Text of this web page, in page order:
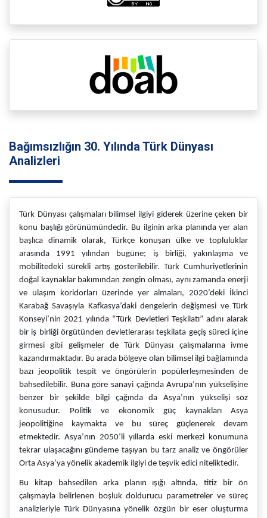
Bağımsızlığın 30. Yılında Türk Dünyası
Analizleri
Türk Dünyası çalışmaları bilimsel ilgiyi giderek üzerine çeken bir
konu başlığı görünümündedir. Bu ilginin arka planında yer alan
başlıca dinamik olarak, Türkçe konuşan ülke ve topluluklar
arasında 1991 yılından bugüne; iş birliği, yakınlaşma ve
mobilitedeki sürekli artış gösterilebilir. Türk Cumhuriyetlerinin
doğal kaynaklar bakımından zengin olması, aynı zamanda enerji
ve ulaşım koridorları üzerinde yer almaları, 2020’deki İkinci
Karabağ Savaşıyla Kafkasya’daki dengelerin değişmesi ve Türk
Konseyi’nin 2021 yılında “Türk Devletleri Teşkilatı” adını alarak
bir iş birliği örgütünden devletlerarası teşkilata geçiş süreci içine
girmesi gibi gelişmeler de Türk Dünyası çalışmalarına ivme
kazandırmaktadır. Bu arada bölgeye olan bilimsel ilgi bağlamında
bazı jeopolitik tespit ve öngörülerin popülerleşmesinden de
bahsedilebilir. Buna göre sanayi çağında Avrupa’nın yükselişine
benzer bir şekilde bilgi çağında da Asya’nın yükselişi söz
konusudur. Politik ve ekonomik güç kaynakları Asya
jeopolitiğine kaymakta ve bu süreç güçlenerek devam
etmektedir. Asya’nın 2050’li yıllarda eski merkezi konumuna
tekrar ulaşacağını gündeme taşıyan bu tarz analiz ve öngörüler
Orta Asya’ya yönelik akademik ilgiyi de teşvik edici niteliktedir.
Bu kitap bahsedilen arka planın ışığı altında, titiz bir ön
çalışmayla belirlenen boşluk doldurucu parametreler ve süreç
analizleriyle Türk Dünyasına yönelik özgün bir eser oluşturma